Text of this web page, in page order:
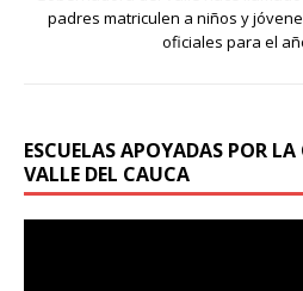
padres matriculen a niños y
oficiales para el
ESCUELAS APOYADAS POR
VALLE DEL CAUCA